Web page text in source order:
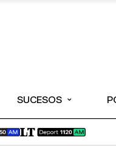
SUCESOS ⌄